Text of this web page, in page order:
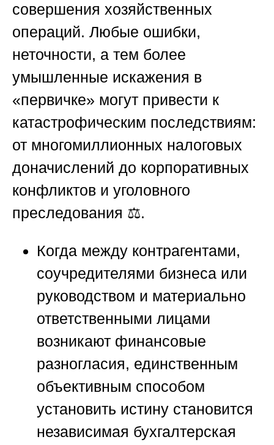
совершения хозяйственных
операций. Любые ошибки,
неточности, а тем более
умышленные искажения в
«первичке» могут привести к
катастрофическим последствиям:
от многомиллионных налоговых
доначислений до корпоративных
конфликтов и уголовного
преследования ⚖️.
Когда между контрагентами,
соучредителями бизнеса или
руководством и материально
ответственными лицами
возникают финансовые
разногласия, единственным
объективным способом
установить истину становится
независимая бухгалтерская